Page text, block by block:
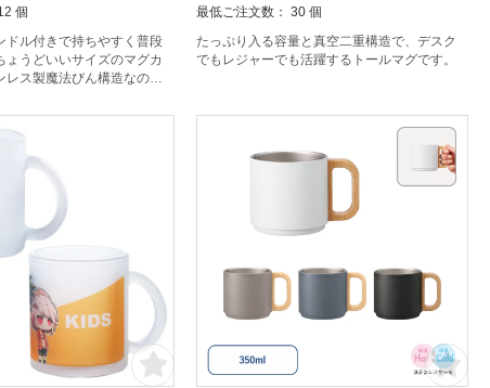
個
ドル付きで持ちやすく普段
ょうどいいサイズのマグカ
レス製魔法びん構造なの
で衛生面も安心です。
最低ご注文数： 30 個
たっぷり入る容量と真空二重構造で、デスク
でもレジャーでも活躍するトールマグです。